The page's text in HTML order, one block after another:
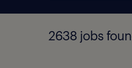
2638 jobs